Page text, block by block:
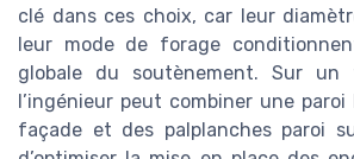
clé dans ces choix, car leur
leur mode de forage
globale du soutènement. Sur un
l’ingénieur peut combiner une
façade et des palplanches paroi